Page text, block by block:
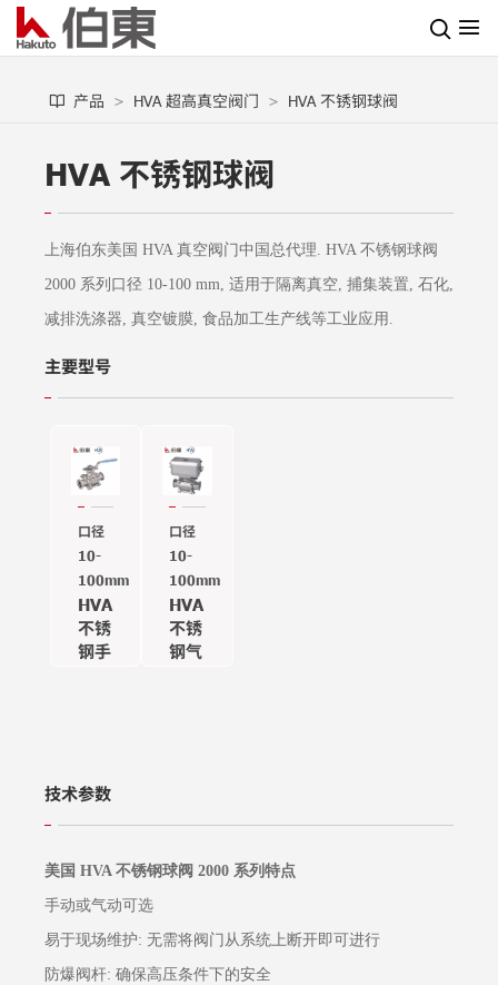
产品 HVA 超高真空阀门 HVA 不锈钢球阀
HVA 不锈钢球阀
上海伯东美国 HVA 真空阀门中国总代理. HVA 不锈钢球阀
2000 系列口径 10-100 mm, 适用于隔离真空, 捕集装置, 石化,
减排洗涤器, 真空镀膜, 食品加工生产线等工业应用.
主要型号
口径
10-
100mm
HVA
不锈
钢手
口径
10-
100mm
HVA
不锈
钢气
技术参数
美国 HVA 不锈钢球阀 2000 系列特点
手动或气动可选
易于现场维护: 无需将阀门从系统上断开即可进行
防爆阀杆: 确保高压条件下的安全